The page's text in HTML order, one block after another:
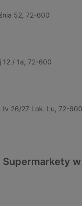
52, 72-600
12 / 1a, 72-600
Iv 26/27 Lok. Lu, 72-600
Supermarkety